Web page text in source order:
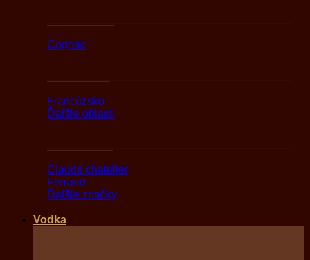
Cognac
Francúzsko
Ďaľšie oblasti
Claude chatelier
Ferrand
Ďaľšie značky
Vodka